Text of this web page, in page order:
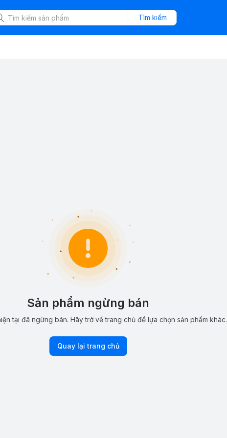
Tìm kiếm
Sản phẩm ngừng bán
tại đã ngừng bán. Hãy trở về trang chủ để lựa chọn sản phẩm khác.
Quay lại trang chủ